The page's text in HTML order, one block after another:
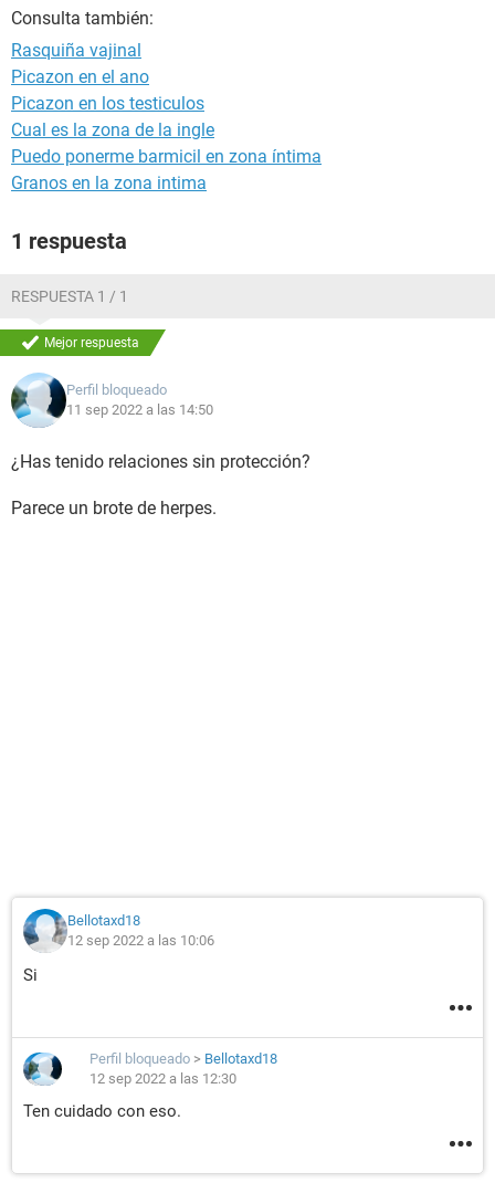
Consulta también:
Rasquiña vajinal
Picazon en el ano
Picazon en los testiculos
Cual es la zona de la ingle
Puedo ponerme barmicil en zona íntima
Granos en la zona intima
1 respuesta
RESPUESTA 1 / 1
Mejor respuesta
Perfil bloqueado
11 sep 2022 a las 14:50
¿Has tenido relaciones sin protección?
Parece un brote de herpes.
Bellotaxd18
12 sep 2022 a las 10:06
Si
Perfil bloqueado > Bellotaxd18
12 sep 2022 a las 12:30
Ten cuidado con eso.